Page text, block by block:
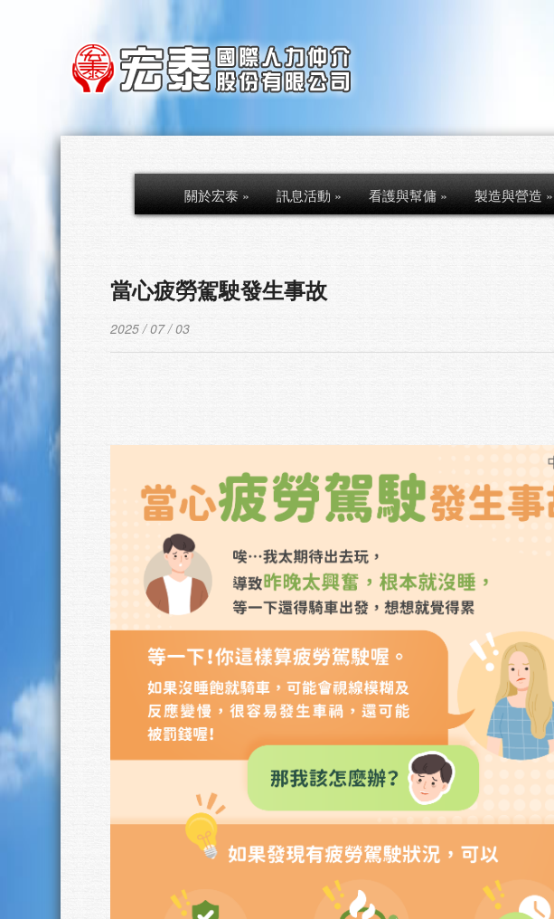
關於宏泰» 訊息活動» 看護與幫傭» 製造與營造»
當心疲勞駕駛發生事故
2025 / 07 / 03